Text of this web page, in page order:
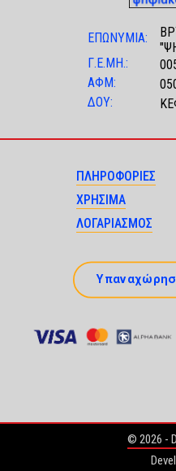
ΕΠΩΝΥΜΙΑ:
Γ.Ε.ΜΗ.:
ΑΦΜ:
ΔΟΥ:
ΠΛΗΡΟΦΟΡΙΕΣ
ΧΡΗΣΙΜΑ
ΛΟΓΑΡΙΑΣΜΟΣ
© 2026 -